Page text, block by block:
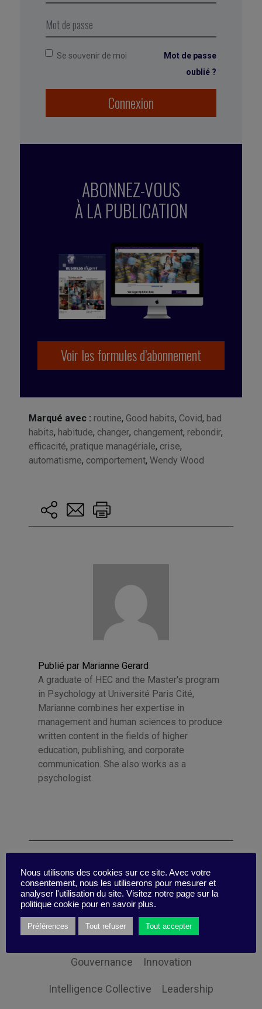
souhaitez conserver en la transformant en
habitude.
Se souvenir de moi
Mot de passe
oublié ?
Connexion
ABONNEZ-VOUS
À LA PUBLICATION
Voir les formules d’abonnement
Marqué avec : routine, Good habits, Covid, bad
habits, habitude, changer, changement, rebondir,
efficacité, pratique managériale, crise,
automatisme, comportement, Wendy Wood
Publié par Marianne Gerard
A graduate of HEC and the Master's program
in Psychology at Université Paris Cité,
Marianne combines her expertise in
management and human sciences to produce
written content in the fields of higher
education, publishing, and corporate
communication. She also works as a
psychologist.
Catégories
Changement Digital
Economie et société Globalisation
Gouvernance Innovation
Intelligence Collective Leadership
Nous utilisons des cookies sur ce site. Avec votre
consentement, nous les utiliserons pour mesurer et
analyser l'utilisation du site. Visitez notre page sur la
politique cookie pour en savoir plus.
Préférences Tout refuser Tout accepter